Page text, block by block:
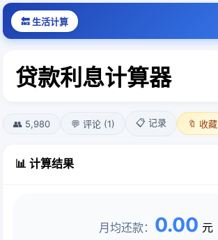
🔙 生活计算
贷款利息计算器
👥 5,980 💬 评论 (1) 📋 记录 🔖 收藏
📊 计算结果
月均还款： 0.00 元